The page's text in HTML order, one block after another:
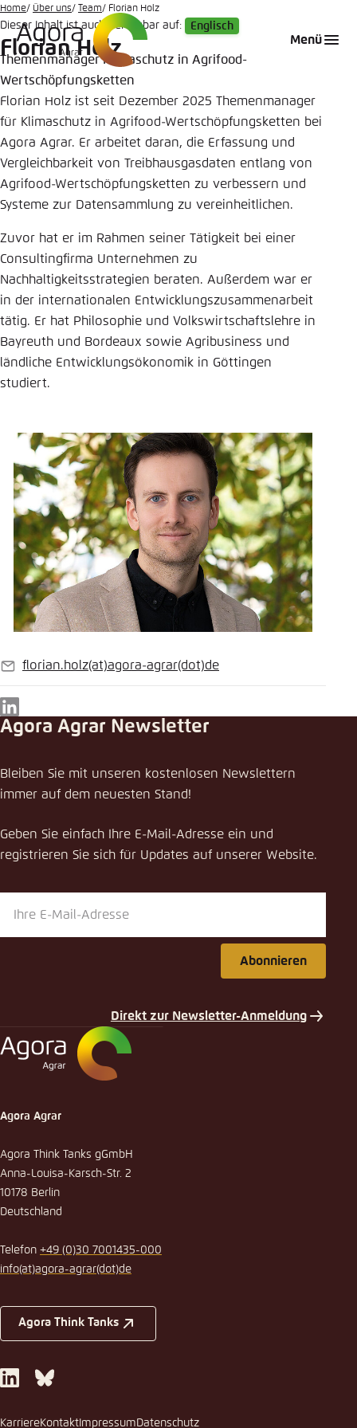
Zum
Hauptinhalt
gehen
Menü
Home Über uns Team Florian Holz
Dieser Inhalt ist auch verfügbar auf: Englisch
Florian Holz
Themenmanager Klimaschutz in Agrifood-
Wertschöpfungsketten
Florian Holz ist seit Dezember 2025 Themenmanager
für Klimaschutz in Agrifood-Wertschöpfungsketten bei
Agora Agrar. Er arbeitet daran, die Erfassung und
Vergleichbarkeit von Treibhausgasdaten entlang von
Agrifood-Wertschöpfungsketten zu verbessern und
Systeme zur Datensammlung zu vereinheitlichen.
Zuvor hat er im Rahmen seiner Tätigkeit bei einer
Consultingfirma Unternehmen zu
Nachhaltigkeitsstrategien beraten. Außerdem war er
in der internationalen Entwicklungszusammenarbeit
tätig. Er hat Philosophie und Volkswirtschaftslehre in
Bayreuth und Bordeaux sowie Agribusiness und
ländliche Entwicklungsökonomik in Göttingen
studiert.
E-
Mail
florian.holz(at)agora-agrar(dot)de
LinkedIn
Agora Agrar Newsletter
Bleiben Sie mit unseren kostenlosen Newslettern
immer auf dem neuesten Stand!
Geben Sie einfach Ihre E-Mail-Adresse ein und
registrieren Sie sich für Updates auf unserer Website.
Abonnieren
Direkt zur Newsletter-Anmeldung
Agora Agrar
Agora Think Tanks gGmbH
Anna-Louisa-Karsch-Str. 2
10178 Berlin
Deutschland
Telefon +49 (0)30 7001435-000
info(at)agora-agrar(dot)de
Agora Think Tanks
LinkedInBluesky
KarriereKontakt ImpressumDatenschutz
Login
Melden Sie sich an um ..., ... und ... zu verwalten.
Benutzername*
Passwort* Passwort vergessen?
Anmelden
Noch kein Benutzerkonto?
Sprache auswählen
Englisch
Deutsch
Agora Think Tanks
Erscheinungsbild der Webseite
Diese Webseite passt ihr Farbschema basierend
auf Ihren Einstellungen an. Wählen Sie aus,
welches Farbschema Sie für diese Webseite
verwenden möchten.
Close
Hell
Dunkel